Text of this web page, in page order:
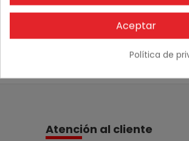
No hay comentarios
Atención al cliente
Aceptar
Política de